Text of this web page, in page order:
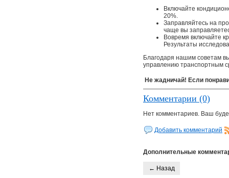
Включайте
20%.
Заправляйтесь на
чаще вы
Вовремя включайте
Результаты
Благодаря нашим советам
управлению транспортным
Не жадничай! Если
Комментарии (0)
Нет комментариев. Ваш
Добавить комментарий
Дополнительные
← Назад